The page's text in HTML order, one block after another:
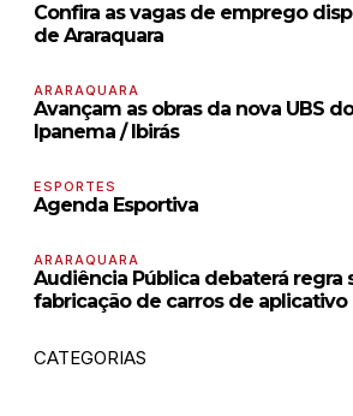
Confira as vagas de emprego
de Araraquara
ARARAQUARA
Avançam as obras da nova UBS
Ipanema / Ibirás
ESPORTES
Agenda Esportiva
ARARAQUARA
Audiência Pública debaterá regra
fabricação de carros de aplicativo
CATEGORIAS